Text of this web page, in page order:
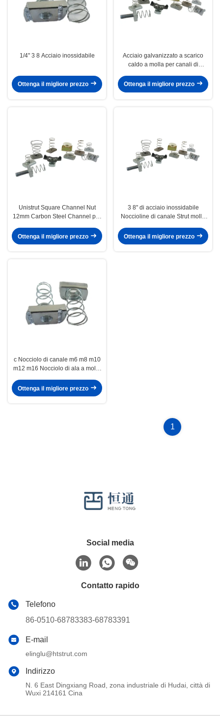
1/4" 3 8 Acciaio inossidabile
Ottenga il migliore prezzo
Acciaio galvanizzato a scarico
caldo a molla per canali di
Ottenga il migliore prezzo
Unistrut Square Channel Nut
12mm Carbon Steel Channel per
Ottenga il migliore prezzo
3 8" di acciaio inossidabile
Noccioline di canale Strut molla
lavastoviglie piccole
Ottenga il migliore prezzo
c Nocciolo di canale m6 m8 m10
m12 m16 Nocciolo di ala a molla
Ottenga il migliore prezzo
1
Social media
Contatto rapido
Telefono
86-0510-68783383-68783391
E-mail
elinglu@htstrut.com
Indirizzo
N. 6 East Dingxiang Road, zona industriale di Hudai, città di
Wuxi 214161 Cina